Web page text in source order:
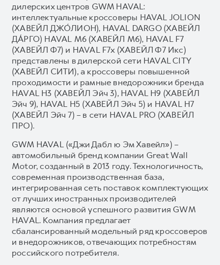
дилерских центров GWM HAVAL:
интеллектуальные кроссоверы HAVAL JOLION
(ХАВЕЙЛ ДЖО́ЛИОН), HAVAL DARGO (ХАВЕЙЛ
ДА́РГО) HAVAL М6 (ХАВЕЙЛ M6), HAVAL F7
(ХАВЕЙЛ Ф7) и HAVAL F7x (ХАВЕЙЛ Ф7 Икс)
представлены в дилерской сети HAVAL CITY
(ХАВЕЙЛ СИТИ), а кроссоверы повышенной
проходимости и рамные внедорожники бренда
HAVAL H3 (ХАВЕЙЛ Эйч 3), HAVAL H9 (ХАВЕЙЛ
Эйч 9), HAVAL H5 (ХАВЕЙЛ Эйч 5) и HAVAL H7
(ХАВЕЙЛ Эйч 7) – в сети HAVAL PRO (ХАВЕЙЛ
ПРО).
GWM HAVAL («Джи Дабл ю Эм Хавейл») –
автомобильный бренд компании Great Wall
Motor, созданный в 2013 году. Технологичность,
современная производственная база,
интегрированная сеть поставок комплектующих
от лучших иностранных производителей
являются основой успешного развития GWM
HAVAL. Компания предлагает
сбалансированный модельный ряд кроссоверов
и внедорожников, отвечающих потребностям
российского потребителя.